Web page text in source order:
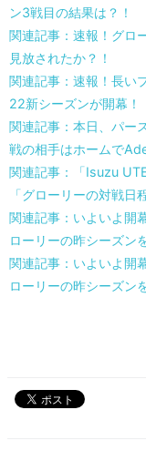
ン3戦目の結果は？！
関連記事：速報！グロ
見放されたか？！
関連記事：速報！長い
22新シーズンが開幕！
関連記事：本日、パー
戦の相手はホームで
関連記事：「Isuzu
「グローリーの対戦日
関連記事：いよいよ開
ローリーの昨シーズン
関連記事：いよいよ開
ローリーの昨シーズン